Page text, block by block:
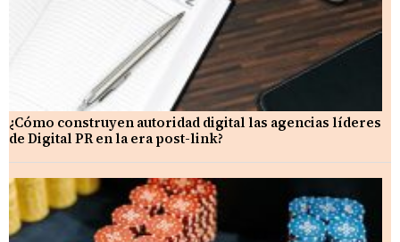
¿Cómo construyen autoridad digital las agencias líderes
de Digital PR en la era post-link?